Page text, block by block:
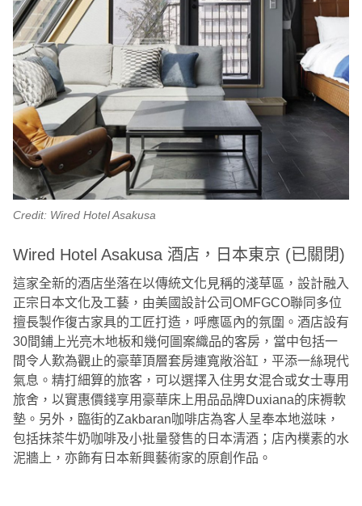
Credit: Wired Hotel Asakusa
Wired Hotel Asakusa 酒店，日本東京 (已關閉)
這家全新的酒店坐落在以傳統文化見稱的淺草區，設計融入
正宗日本文化及工藝，由美國設計公司OMFGCO聯同多位
擅長製作復古家具的工匠打造，呼應區內的氛圍。酒店設有
30間鋪上光亮木地板和幾何圖案織品的客房，當中包括一
間令人歎為觀止的豪華頂層套房連寬敞浴缸，平添一絲現代
氣息。精打細算的旅客，可以選擇入住男女混合或女士專用
旅舍，以實惠價錢享用豪華床上用品品牌Duxiana的床褥軟
墊。另外，臨街的Zakbaran咖啡店為客人呈奉本地滋味，
包括抹茶牛奶咖啡及小批量發售的日本清酒；店內樸素的水
泥牆上，亦飾有日本新興藝術家的原創作品。